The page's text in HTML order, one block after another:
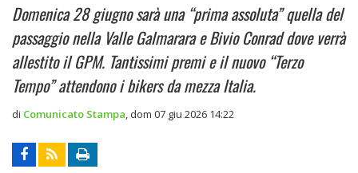
Domenica 28 giugno sarà una “prima assoluta” quella del
passaggio nella Valle Galmarara e Bivio Conrad dove verrà
allestito il GPM. Tantissimi premi e il nuovo “Terzo
Tempo” attendono i bikers da mezza Italia.
di Comunicato Stampa dom 07 giu 2026 14:22